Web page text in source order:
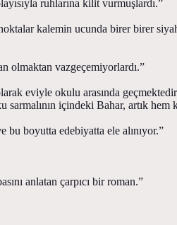
ruhlarına kilit vurmuşlardı.”
kalemin ucunda birer birer
olmaktan vazgeçemiyorlardı.”
eviyle okulu arasında
sarmalının içindeki Bahar, artık hem
bu boyutta edebiyatta ele alınıyor.”
anlatan çarpıcı bir roman.”